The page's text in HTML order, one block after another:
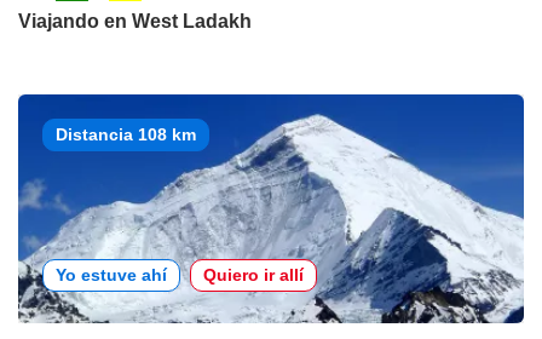
Viajando en West Ladakh
Distancia 108 km
Yo estuve ahí Quiero ir allí